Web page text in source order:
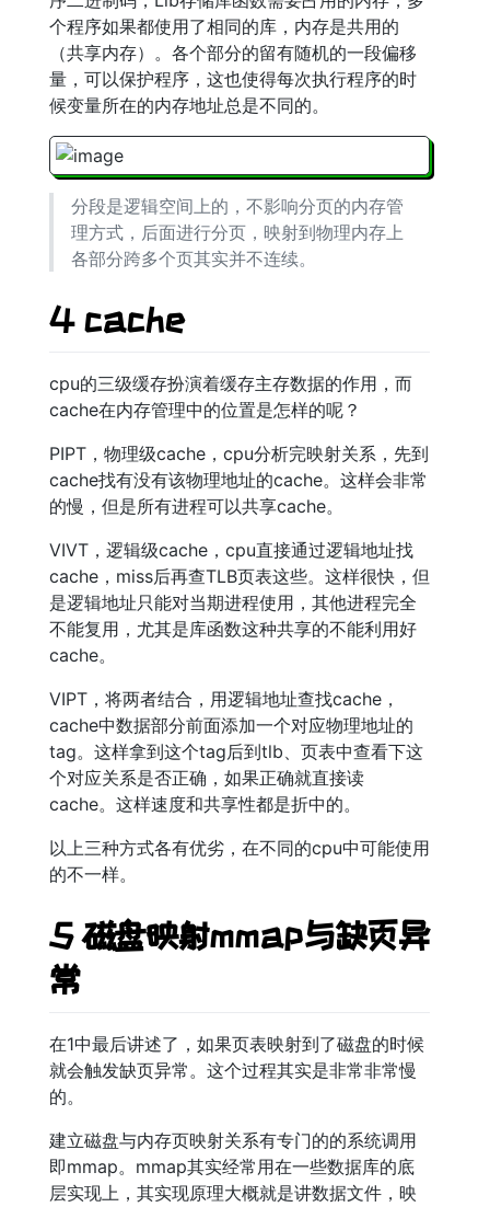
个程序如果都使用了相同的库，内存是共用的
（共享内存）。各个部分的留有随机的一段偏移
量，可以保护程序，这也使得每次执行程序的时
候变量所在的内存地址总是不同的。
分段是逻辑空间上的，不影响分页的内存管
理方式，后面进行分页，映射到物理内存上
各部分跨多个页其实并不连续。
4 cache
cpu的三级缓存扮演着缓存主存数据的作用，而
cache在内存管理中的位置是怎样的呢？
PIPT，物理级cache，cpu分析完映射关系，先到
cache找有没有该物理地址的cache。这样会非常
的慢，但是所有进程可以共享cache。
VIVT，逻辑级cache，cpu直接通过逻辑地址找
cache，miss后再查TLB页表这些。这样很快，但
是逻辑地址只能对当期进程使用，其他进程完全
不能复用，尤其是库函数这种共享的不能利用好
cache。
VIPT，将两者结合，用逻辑地址查找cache，
cache中数据部分前面添加一个对应物理地址的
tag。这样拿到这个tag后到tlb、页表中查看下这
个对应关系是否正确，如果正确就直接读
cache。这样速度和共享性都是折中的。
以上三种方式各有优劣，在不同的cpu中可能使用
的不一样。
5 磁盘映射mmap与缺页异
常
在1中最后讲述了，如果页表映射到了磁盘的时候
就会触发缺页异常。这个过程其实是非常非常慢
的。
建立磁盘与内存页映射关系有专门的的系统调用
即mmap。mmap其实经常用在一些数据库的底
层实现上，其实现原理大概就是讲数据文件，映